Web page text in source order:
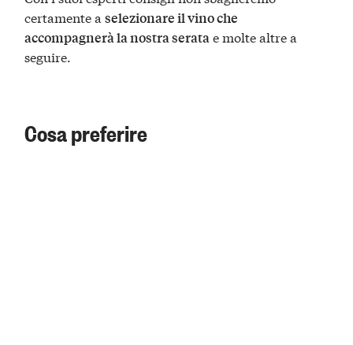
certamente aselezionare il vino che
accompagnerà la nostra seratae molte altre a
seguire.
Cosa preferire